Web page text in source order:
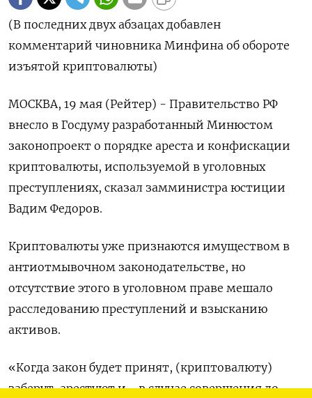
(В последних двух абзацах добавлен
комментарий чиновника Минфина об обороте
изъятой криптовалюты)
МОСКВА, 19 мая (Рейтер) - Правительство РФ
внесло в Госдуму разработанный Минюстом
законопроект о порядке ареста и конфискации
криптовалюты, используемой в уголовных
преступлениях, сказал замминистра юстиции
Вадим Федоров.
Криптовалюты уже признаются имуществом в
антиотмывочном законодательстве, но
отсутствие этого в уголовном праве мешало
расследованию преступлений и взысканию
активов.
«Когда закон будет принят, (криптовалюту)
заберут, арестуют и - в случае совершения до